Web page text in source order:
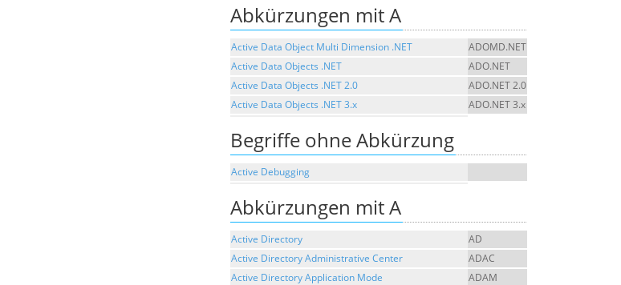
Abkürzungen mit A
Active Data Object Multi Dimension .NET
ADOMD.NET
Active Data Objects .NET
ADO.NET
Active Data Objects .NET 2.0
ADO.NET 2.0
Active Data Objects .NET 3.x
ADO.NET 3.x
Begriffe ohne Abkürzung
Active Debugging
Abkürzungen mit A
Active Directory
AD
Active Directory Administrative Center
ADAC
Active Directory Application Mode
ADAM